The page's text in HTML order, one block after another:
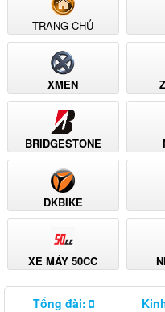
TRANG CHỦ
XMEN
BRIDGESTONE
DKBIKE
XE MÁY 50CC
Tổng đài: